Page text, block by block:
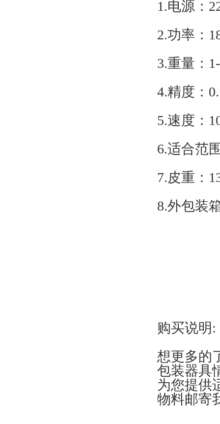
1.电源：
2.功率：
3.重量：
4.精度：
5.速度：
6.适合范
7.皮重：
8.外包装
购买说明:
想更多的
包装器具
为您提供
物料邮寄